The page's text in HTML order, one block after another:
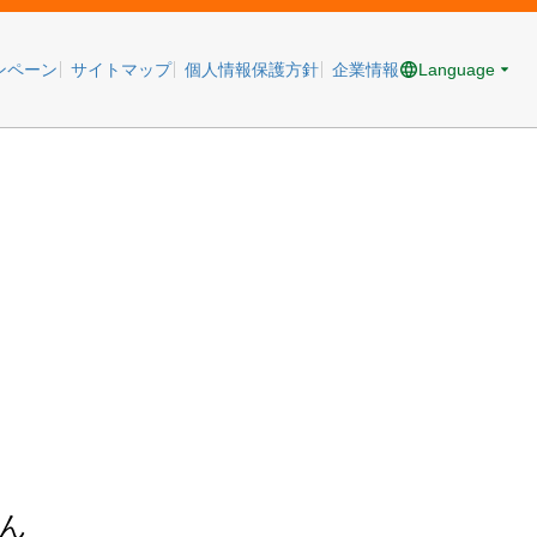
ペーン サイトマップ 個人情報保護方針 企業情報 Language